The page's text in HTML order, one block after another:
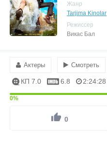
Жанр
Tarjima Kinolar
Режиссер
Викас Бал
Актеры Смотреть
КП 7.0 6.8 2:24:28
0%
0